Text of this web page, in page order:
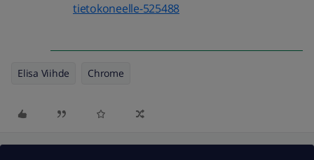
tietokoneelle-525488
Elisa Viihde Chrome